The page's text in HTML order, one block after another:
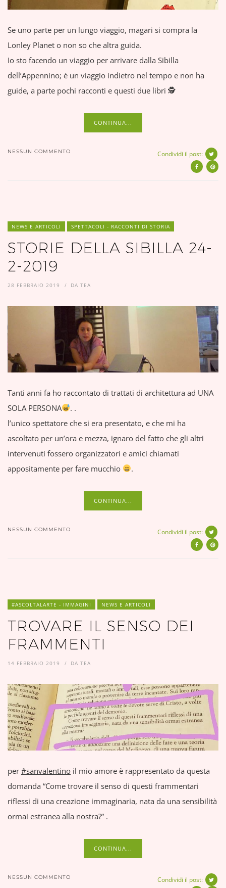
Se uno parte per un lungo viaggio, magari si compra la
Lonley Planet o non so che altra guida.
Io sto facendo un viaggio per arrivare dalla Sibilla
dell’Appennino; è un viaggio indietro nel tempo e non ha
guide, a parte pochi racconti e questi due libri 🕵️
CONTINUA...
NESSUN COMMENTO Condividi il post:
NEWS E ARTICOLI SPETTACOLI - RACCONTI DI STORIA
STORIE DELLA SIBILLA 24-
2-2019
28 FEBBRAIO 2019 DA TEA
Tanti anni fa ho raccontato di trattati di architettura ad UNA
SOLA PERSONA
. .
l’unico spettatore che si era presentato, e che mi ha
ascoltato per un’ora e mezza, ignaro del fatto che gli altri
intervenuti fossero organizzatori e amici chiamati
appositamente per fare mucchio
.
CONTINUA...
NESSUN COMMENTO Condividi il post:
#ASCOLTALARTE - IMMAGINI NEWS E ARTICOLI
TROVARE IL SENSO DEI
FRAMMENTI
14 FEBBRAIO 2019 DA TEA
per #sanvalentino il mio amore è rappresentato da questa
domanda “Come trovare il senso di questi frammentari
riflessi di una creazione immaginaria, nata da una sensibilità
ormai estranea alla nostra?” .
CONTINUA...
NESSUN COMMENTO Condividi il post: